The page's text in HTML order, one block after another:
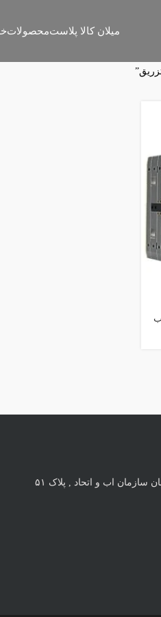
میلان کالا پلاستمحصولات
سازمان اب و اتحاد , پلاک ۵۱